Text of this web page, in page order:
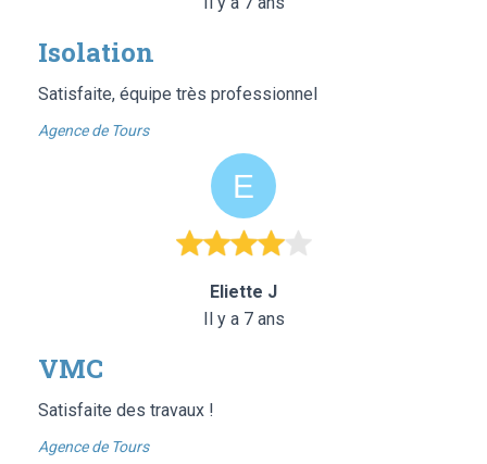
Isolation
Satisfaite, équipe très professionnel
Agence de Tours
Eliette J
Il y a 7 ans
VMC
Satisfaite des travaux !
Agence de Tours